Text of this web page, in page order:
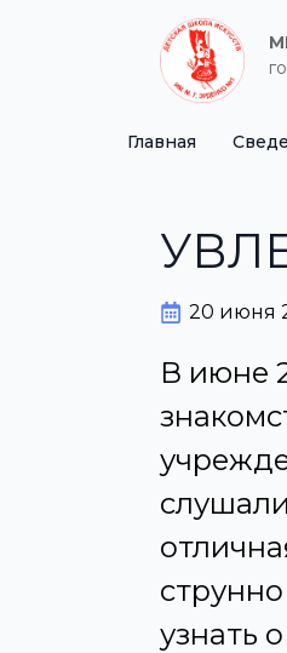
Главная
20 июня
В июне
узнать